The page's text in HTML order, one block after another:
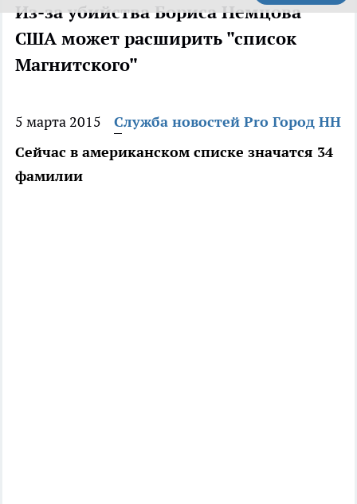
Из-за убийства Бориса Немцова
США может расширить "список
Магнитского"
5 марта 2015
Служба новостей Pro Город НН
Сейчас в американском списке значатся 34
фамилии